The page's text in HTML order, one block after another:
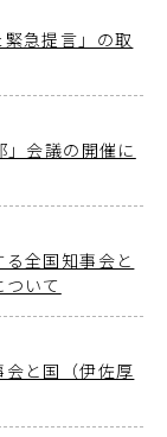
急提言」の取
会議の開催に
全国知事会と
いて
と国（伊佐厚